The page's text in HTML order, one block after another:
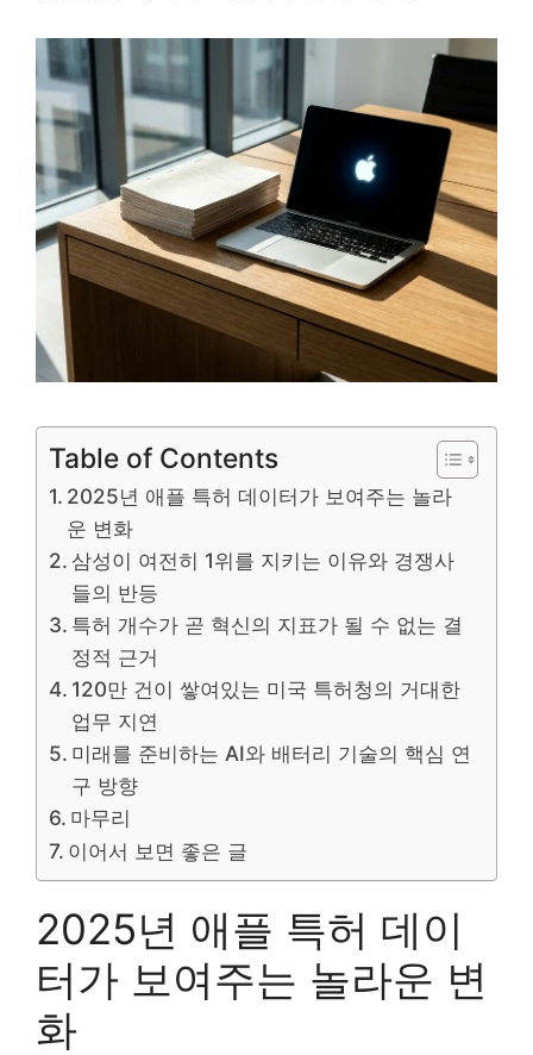
Table of Contents
2025년 애플 특허 데이터가 보여주는 놀라
운 변화
삼성이 여전히 1위를 지키는 이유와 경쟁사
들의 반등
특허 개수가 곧 혁신의 지표가 될 수 없는 결
정적 근거
120만 건이 쌓여있는 미국 특허청의 거대한
업무 지연
미래를 준비하는 AI와 배터리 기술의 핵심 연
구 방향
마무리
이어서 보면 좋은 글
2025년 애플 특허 데이
터가 보여주는 놀라운 변
화